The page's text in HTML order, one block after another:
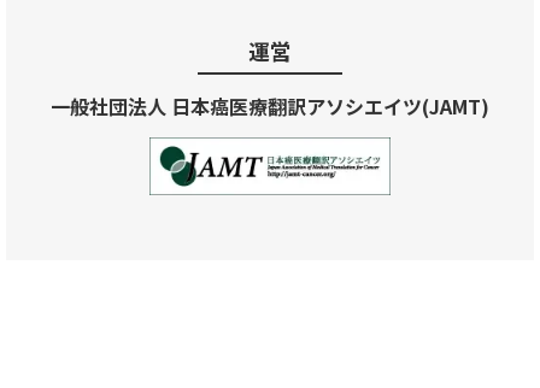
運営
一般社団法人 日本癌医療翻訳アソシエイツ(JAMT)